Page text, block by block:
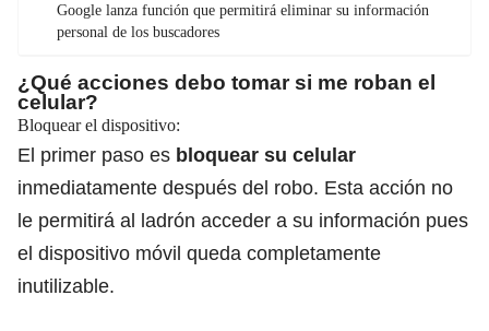
Google lanza función que permitirá eliminar su información
personal de los buscadores
¿Qué acciones debo tomar si me roban el
celular?
Bloquear el dispositivo:
El primer paso es bloquear su celular
inmediatamente después del robo. Esta acción no
le permitirá al ladrón acceder a su información pues
el dispositivo móvil queda completamente
inutilizable.